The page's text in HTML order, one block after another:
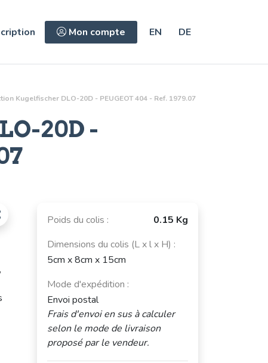
Mon compte EN DE
Kugelfischer DLO-20D - PEUGEOT 404 - Ref. 1979.07
20D -
Poids du colis :
0.15 Kg
Dimensions du colis (L x l x H) :
5cm x 8cm x 15cm
Mode d'expédition :
Envoi postal
Frais d'envoi en sus à calculer
selon le mode de livraison
proposé par le vendeur.